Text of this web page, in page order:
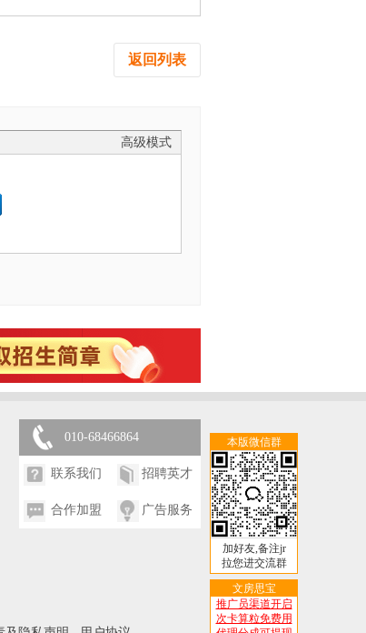
返回列表
高级模式
本版微信群
加好友,备注jr
拉您进交流群
文房思宝
推广员渠道开启
次卡算粒免费用
010-68466864
联系我们 招聘英才
合作加盟 广告服务